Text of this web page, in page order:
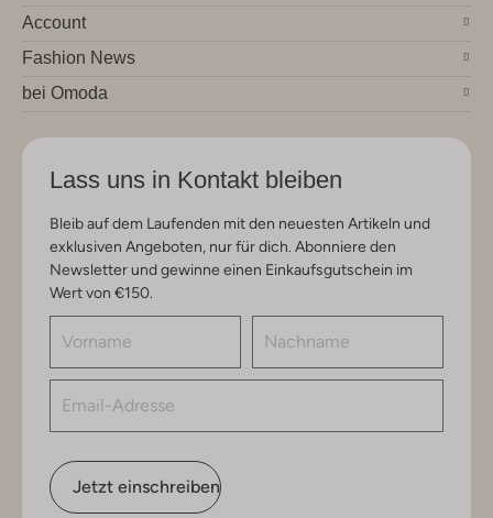
Account
Fashion News
bei Omoda
Lass uns in Kontakt bleiben
Bleib auf dem Laufenden mit den neuesten Artikeln und
exklusiven Angeboten, nur für dich. Abonniere den
Newsletter und gewinne einen Einkaufsgutschein im
Wert von €150.
Jetzt einschreiben